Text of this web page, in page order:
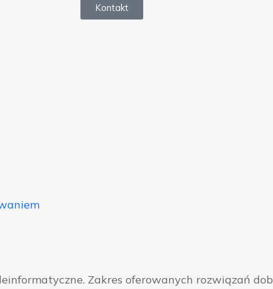
Kontakt
Zakres oferowanych rozwiązań